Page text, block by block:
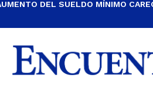
DEL SUELDO MÍNIMO